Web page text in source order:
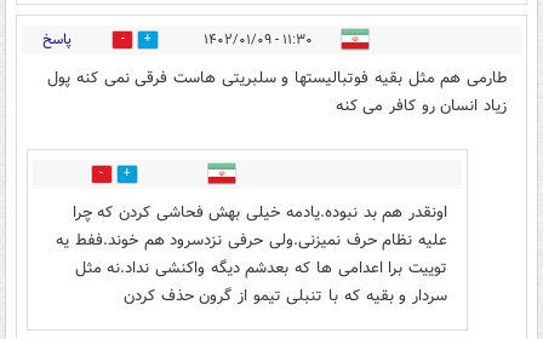
۱۱:۳۰ - ۱۴۰۲/۰۱/۰۹ 0 پاسخ
طارمی هم مثل بقیه فوتبالیستها و سلبریتی هاست فرقی نمی کنه پول
زیاد انسان رو کافر می کنه
0
اونقدر هم بد نبوده.یادمه خیلی بهش فحاشی کردن که چرا
علیه نظام حرف نمیزنی.ولی حرفی نزد‌سرود هم خوند.ففط یه
توییت برا اعدامی ها که بعدشم دیگه واکنشی نداد.نه مثل
سردار و بقیه که با تنبلی تیمو از گرون حذف کردن